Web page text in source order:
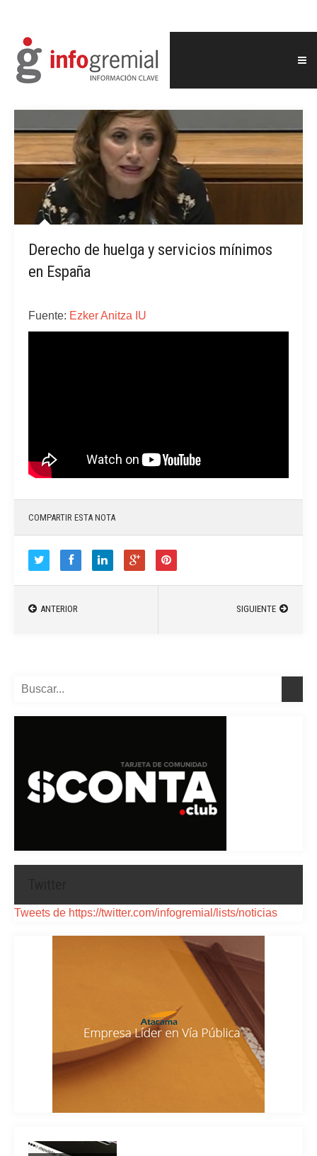
Derecho de huelga y servicios mínimos
en España
Fuente: Ezker Anitza IU
COMPARTIR ESTA NOTA
ANTERIOR SIGUIENTE
Tweets de https://twitter.com/infogremial/lists/noticias